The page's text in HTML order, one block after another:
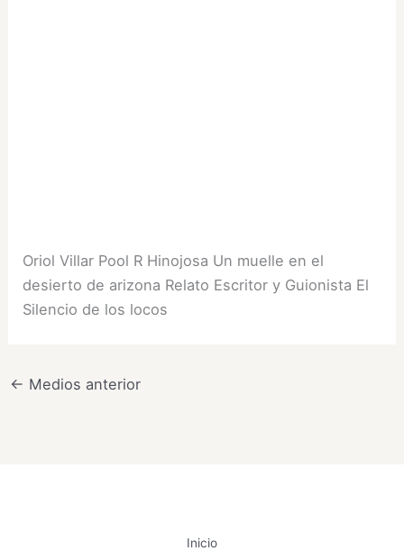
Oriol Villar Pool R Hinojosa Un muelle en el
desierto de arizona Relato Escritor y Guionista El
Silencio de los locos
← Medios anterior
Inicio